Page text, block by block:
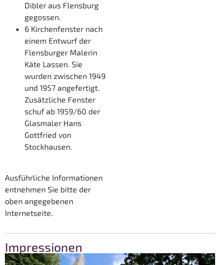
Dibler aus Flensburg
gegossen.
6 Kirchenfenster nach
einem Entwurf der
Flensburger Malerin
Käte Lassen. Sie
wurden zwischen 1949
und 1957 angefertigt.
Zusätzliche Fenster
schuf ab 1959/60 der
Glasmaler Hans
Gottfried von
Stockhausen.
Ausführliche Informationen
entnehmen Sie bitte der
oben angegebenen
Internetseite.
Impressionen